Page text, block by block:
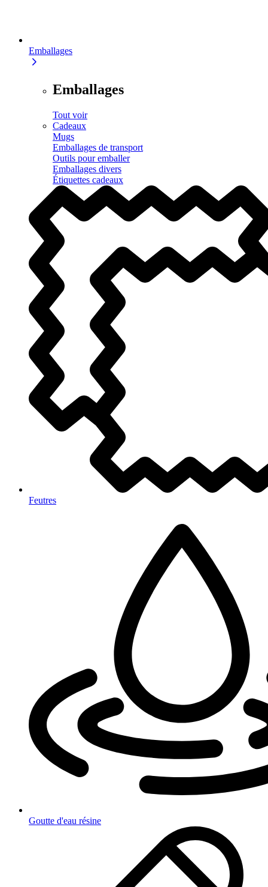
Emballages
Emballages
Tout voir
Cadeaux
Mugs
Emballages de transport
Outils pour emballer
Emballages divers
Étiquettes cadeaux
Feutres
Goutte d'eau résine